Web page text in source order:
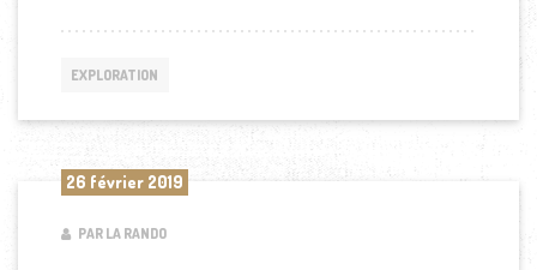
EXPLORATION
26 février 2019
PAR LA RANDO